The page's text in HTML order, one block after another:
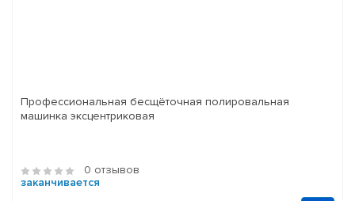
Профессиональная бесщёточная полировальная
машинка эксцентриковая
0 отзывов
заканчивается